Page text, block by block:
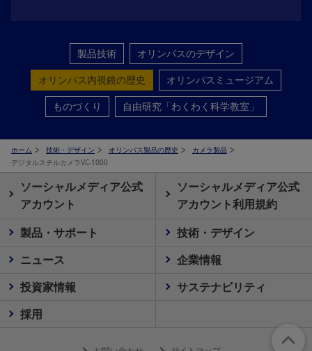
製品技術
オリンパスのデザイン
オリンパス内視鏡の歴史
オリンパスミュージアム
ものづくり
自由研究「わくわく科学教室」
ホーム 技術・デザイン オリンパス製品の歴史
カメラ製品
デジタルスチルカメラVC-1000
ソーシャルメディア公式
アカウント
ソーシャルメディア公式
アカウント利用規約
製品・サポート
技術・デザイン
ニュース
企業情報
投資家情報
サステナビリティ
採用